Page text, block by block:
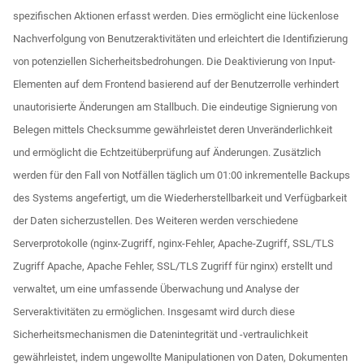
spezifischen Aktionen erfasst werden. Dies ermöglicht eine lückenlose
Nachverfolgung von Benutzeraktivitäten und erleichtert die Identifizierung
von potenziellen Sicherheitsbedrohungen. Die Deaktivierung von Input-
Elementen auf dem Frontend basierend auf der Benutzerrolle verhindert
unautorisierte Änderungen am Stallbuch. Die eindeutige Signierung von
Belegen mittels Checksumme gewährleistet deren Unveränderlichkeit
und ermöglicht die Echtzeitüberprüfung auf Änderungen. Zusätzlich
werden für den Fall von Notfällen täglich um 01:00 inkrementelle Backups
des Systems angefertigt, um die Wiederherstellbarkeit und Verfügbarkeit
der Daten sicherzustellen. Des Weiteren werden verschiedene
Serverprotokolle (nginx-Zugriff, nginx-Fehler, Apache-Zugriff, SSL/TLS
Zugriff Apache, Apache Fehler, SSL/TLS Zugriff für nginx) erstellt und
verwaltet, um eine umfassende Überwachung und Analyse der
Serveraktivitäten zu ermöglichen. Insgesamt wird durch diese
Sicherheitsmechanismen die Datenintegrität und -vertraulichkeit
gewährleistet, indem ungewollte Manipulationen von Daten, Dokumenten